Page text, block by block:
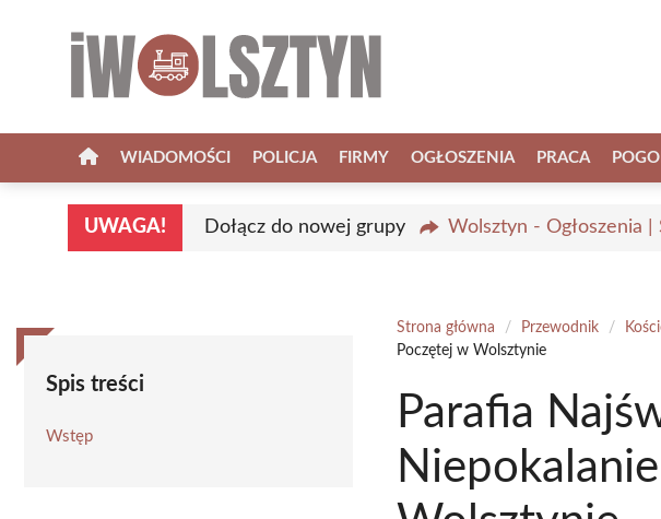
WIADOMOŚCI POLICJA FIRMY OGŁOSZENIA PRACA
UWAGA! Dołącz do nowej grupy Wolsztyn - Ogłoszenia
Spis treści
Wstęp
Strona główna / Przewodnik /
Poczętej w Wolsztynie
Parafia